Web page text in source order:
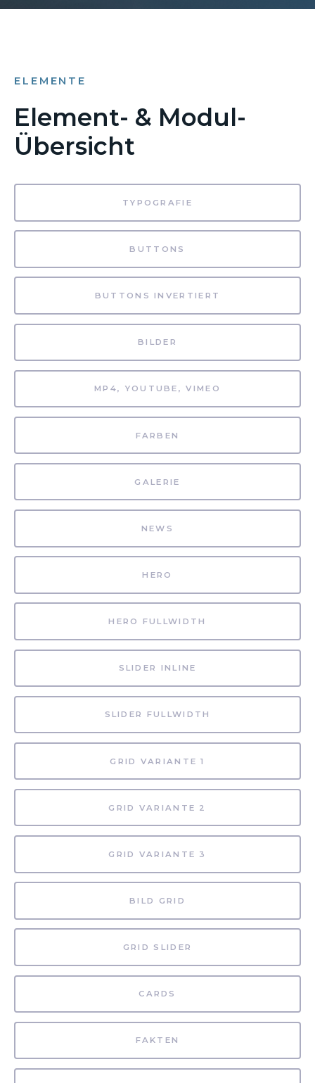
ELEMENTE
Element- & Modul-
Übersicht
TYPOGRAFIE
BUTTONS
BUTTONS INVERTIERT
BILDER
MP4, YOUTUBE, VIMEO
FARBEN
GALERIE
NEWS
HERO
HERO FULLWIDTH
SLIDER INLINE
SLIDER FULLWIDTH
GRID VARIANTE 1
GRID VARIANTE 2
GRID VARIANTE 3
BILD GRID
GRID SLIDER
CARDS
FAKTEN